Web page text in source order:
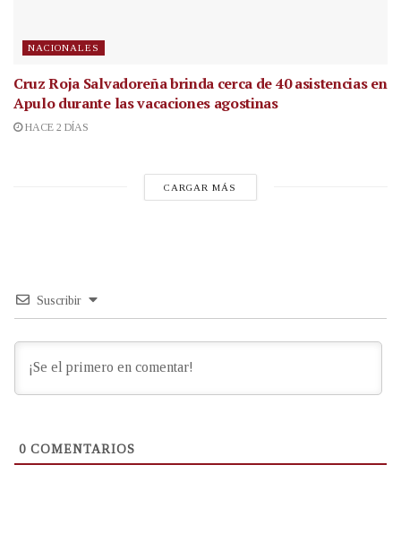
NACIONALES
Cruz Roja Salvadoreña brinda cerca de 40 asistencias en
Apulo durante las vacaciones agostinas
HACE 2 DÍAS
CARGAR MÁS
Suscribir
0 COMENTARIOS